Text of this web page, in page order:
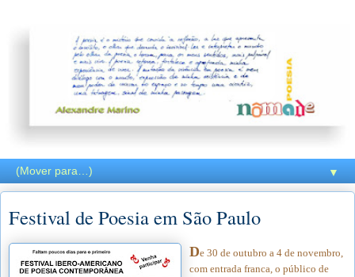
▼
Festival de Poesia em São Paulo
De 30 de outubro a 4 de novembro,
com entrada franca, o público de